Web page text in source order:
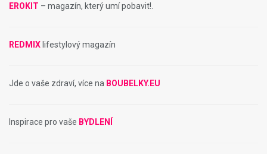
EROKIT – magazín, který umí pobavit!.
REDMIXlifestylový magazín
Jde o vaše zdraví, více na BOUBELKY.EU
Inspirace pro vaše BYDLENÍ